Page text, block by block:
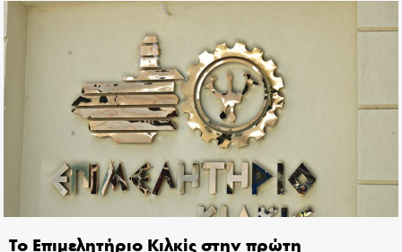
Το Επιμελητήριο Κιλκίς στην πρώτη